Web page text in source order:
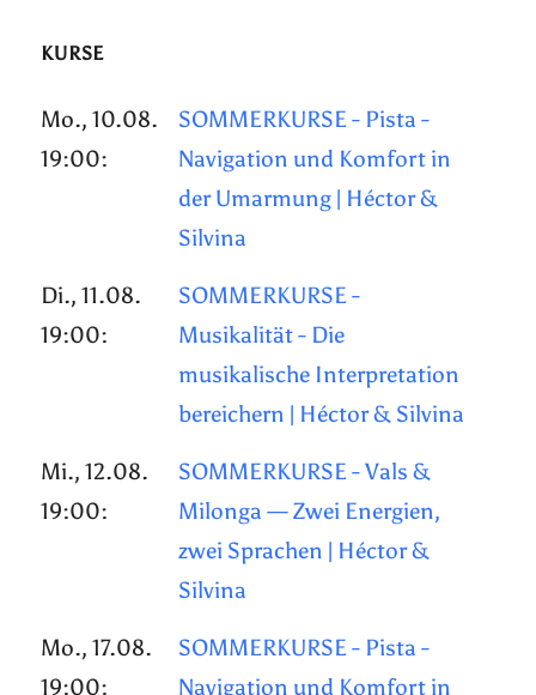
KURSE
Mo., 10.08.
19:00:
SOMMERKURSE - Pista -
Navigation und Komfort in
der Umarmung | Héctor &
Silvina
Di., 11.08.
19:00:
SOMMERKURSE -
Musikalität - Die
musikalische Interpretation
bereichern | Héctor & Silvina
Mi., 12.08.
19:00:
SOMMERKURSE - Vals &
Milonga — Zwei Energien,
zwei Sprachen | Héctor &
Silvina
Mo., 17.08.
19:00:
SOMMERKURSE - Pista -
Navigation und Komfort in